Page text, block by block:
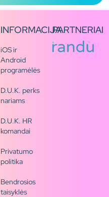
INFORMACIJA
iOS ir
Android
programėlės
D.U.K. perks
nariams
D.U.K. HR
komandai
Privatumo
politika
Bendrosios
taisyklės
PARTNERIAI